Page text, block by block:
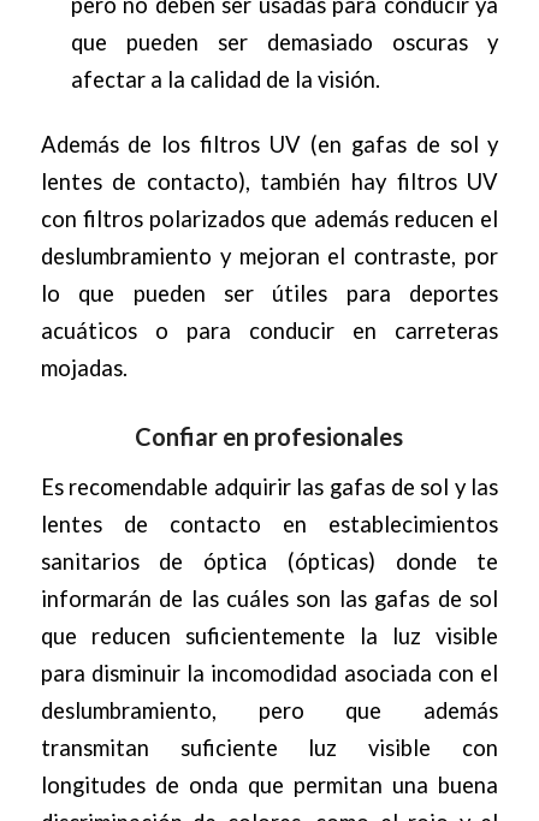
que pueden ser demasiado oscuras y
afectar a la calidad de la visión.
Además de los filtros UV (en gafas de sol y
lentes de contacto), también hay filtros UV
con filtros polarizados que además reducen el
deslumbramiento y mejoran el contraste, por
lo que pueden ser útiles para deportes
acuáticos o para conducir en carreteras
mojadas.
Confiar en profesionales
Es recomendable adquirir las gafas de sol y las
lentes de contacto en establecimientos
sanitarios de óptica (ópticas) donde te
informarán de las cuáles son las gafas de sol
que reducen suficientemente la luz visible
para disminuir la incomodidad asociada con el
deslumbramiento, pero que además
transmitan suficiente luz visible con
longitudes de onda que permitan una buena